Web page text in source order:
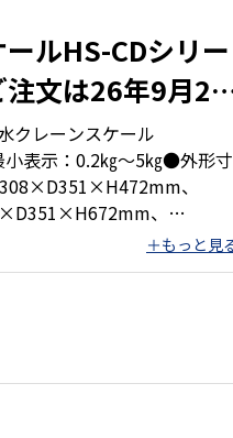
能
ルHS-CDシリー
文は26年9月25
クレーンスケール
表示：0.2㎏～5㎏●外形寸
、
、